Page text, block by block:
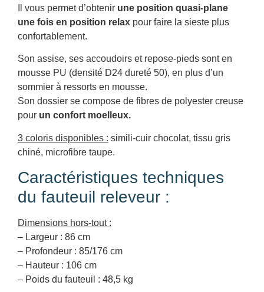
Il vous permet d’obtenir une position quasi-plane
une fois en position relax pour faire la sieste plus
confortablement.
Son assise, ses accoudoirs et repose-pieds sont en
mousse PU (densité D24 dureté 50), en plus d’un
sommier à ressorts en mousse.
Son dossier se compose de fibres de polyester creuse
pour un confort moelleux.
3 coloris disponibles : simili-cuir chocolat, tissu gris
chiné, microfibre taupe.
Caractéristiques techniques
du fauteuil releveur :
Dimensions hors-tout :
– Largeur : 86 cm
– Profondeur : 85/176 cm
– Hauteur : 106 cm
– Poids du fauteuil : 48,5 kg